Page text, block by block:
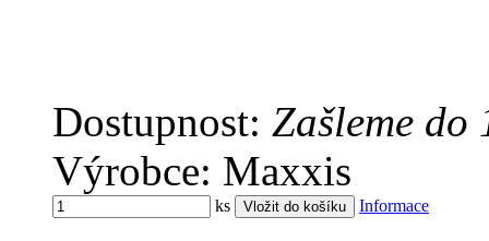
Dostupnost: Zašleme do
Výrobce: Maxxis
ks Informace